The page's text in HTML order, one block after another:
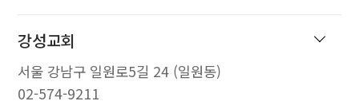
강성교회
서울 강남구 일원로5길 24 (일원동)
02-574-9211